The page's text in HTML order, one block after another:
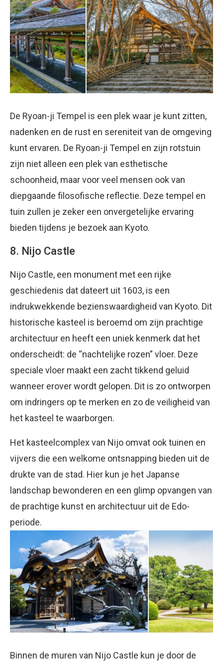
De Ryoan-ji Tempel is een plek waar je kunt zitten,
nadenken en de rust en sereniteit van de omgeving
kunt ervaren. De Ryoan-ji Tempel en zijn rotstuin
zijn niet alleen een plek van esthetische
schoonheid, maar voor veel mensen ook van
diepgaande filosofische reflectie. Deze tempel en
tuin zullen je zeker een onvergetelijke ervaring
bieden tijdens je bezoek aan Kyoto.
8. Nijo Castle
Nijo Castle, een monument met een rijke
geschiedenis dat dateert uit 1603, is een
indrukwekkende bezienswaardigheid van Kyoto. Dit
historische kasteel is beroemd om zijn prachtige
architectuur en heeft een uniek kenmerk dat het
onderscheidt: de “nachtelijke rozen” vloer. Deze
speciale vloer maakt een zacht tikkend geluid
wanneer erover wordt gelopen. Dit is zo ontworpen
om indringers op te merken en zo de veiligheid van
het kasteel te waarborgen.
Het kasteelcomplex van Nijo omvat ook tuinen en
vijvers die een welkome ontsnapping bieden uit de
drukte van de stad. Hier kun je het Japanse
landschap bewonderen en een glimp opvangen van
de prachtige kunst en architectuur uit de Edo-
periode.
Binnen de muren van Nijo Castle kun je door de